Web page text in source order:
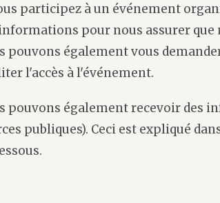
participez à un événement
pour nous assurer
pouvons également vous
l'accès à l'événement.
pouvons également recevoir des
publiques). Ceci est expliqué